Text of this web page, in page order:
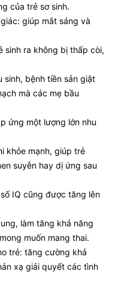
của trẻ sơ sinh.
giúp mắt sáng và
sinh ra không bị thấp còi,
sinh, bệnh tiền sản giật
mà các mẹ bầu
ứng một lượng lớn nhu
khỏe mạnh, giúp trẻ
suyễn hay dị ứng sau
IQ cũng được tăng lên
làm tăng khả năng
muốn mang thai.
trẻ: tăng cường khả
xạ giải quyết các tình